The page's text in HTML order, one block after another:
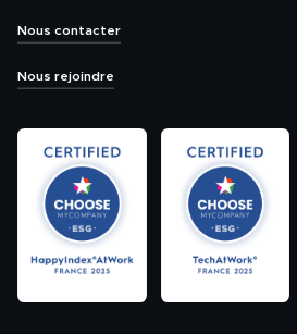
Nous contacter
Nous rejoindre